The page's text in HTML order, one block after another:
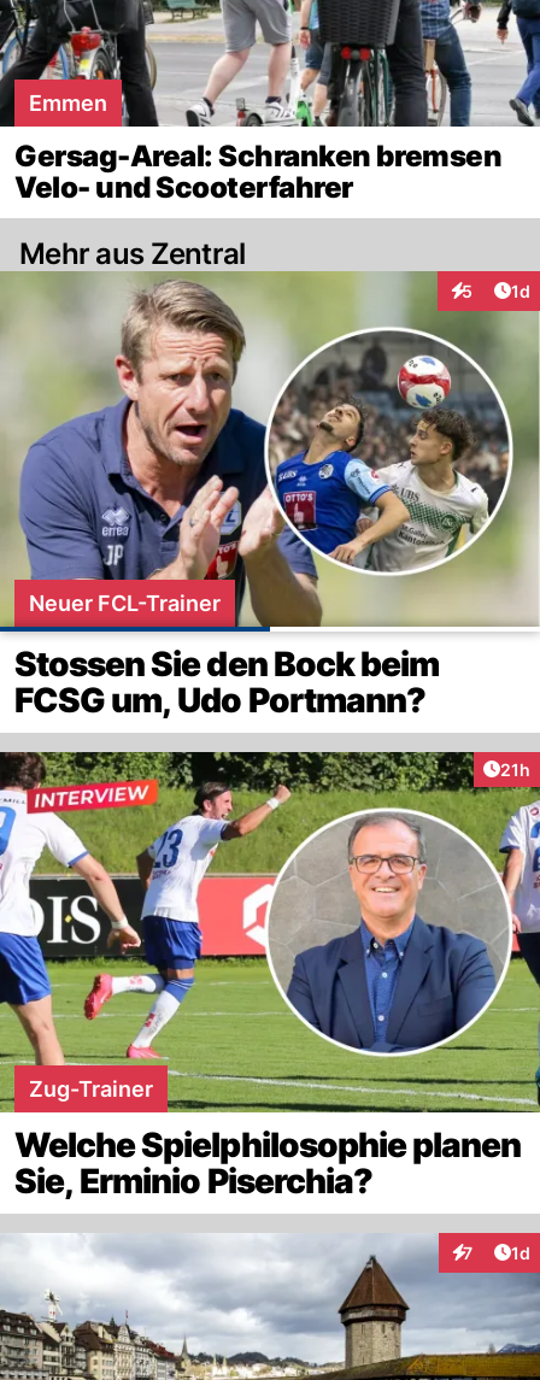
Emmen
Gersag-Areal: Schranken bremsen
Velo- und Scooterfahrer
Mehr aus Zentral
5 1d
Neuer FCL-Trainer
Stossen Sie den Bock beim
FCSG um, Udo Portmann?
21h
Zug-Trainer
Welche Spielphilosophie planen
Sie, Erminio Piserchia?
7 1d